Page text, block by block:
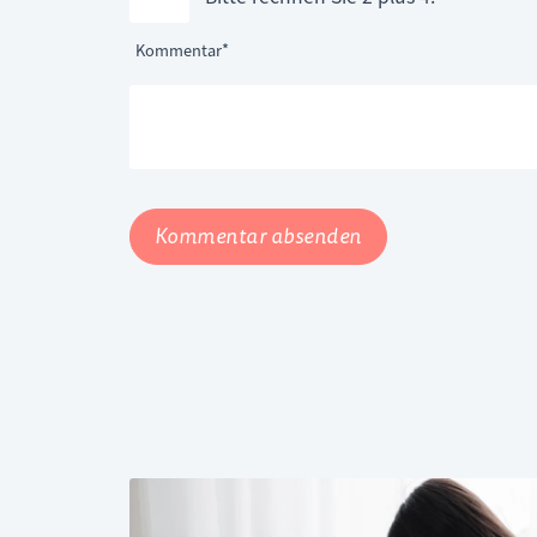
Pflichtfeld
Kommentar*
Kommentar absenden